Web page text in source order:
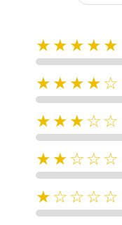
★★★★★
★★★★☆
★★★☆☆
★★☆☆☆
★☆☆☆☆